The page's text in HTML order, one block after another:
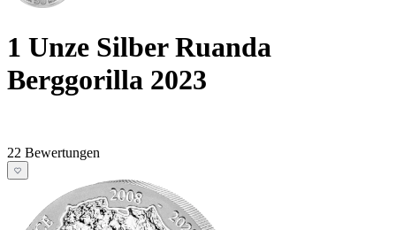
1 Unze Silber Ruanda
Berggorilla 2023
22 Bewertungen